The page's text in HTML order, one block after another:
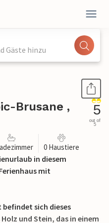
Gäste hinzu
Brusane ,
5
out of
5
0 Haustiere
in diesem
mit
sich dieses
und Stein, das in einem